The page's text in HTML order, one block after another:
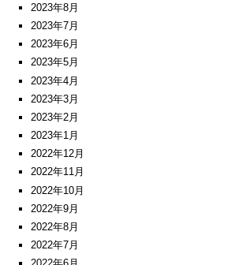
2023年8月
2023年7月
2023年6月
2023年5月
2023年4月
2023年3月
2023年2月
2023年1月
2022年12月
2022年11月
2022年10月
2022年9月
2022年8月
2022年7月